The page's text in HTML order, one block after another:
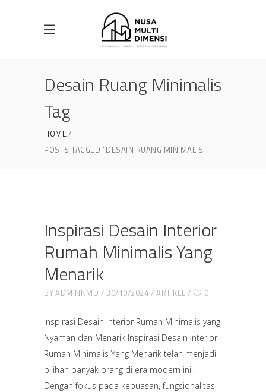
Desain Ruang Minimalis
Tag
HOME
POSTS TAGGED "DESAIN RUANG MINIMALIS"
Inspirasi Desain Interior
Rumah Minimalis Yang
Menarik
BYADMINNMD 30/10/2024 ARTIKEL 0
Inspirasi Desain Interior Rumah Minimalis yang
Nyaman dan Menarik Inspirasi Desain Interior
Rumah Minimalis Yang Menarik telah menjadi
pilihan banyak orang di era modern ini.
Dengan fokus pada kepuasan, fungsionalitas,